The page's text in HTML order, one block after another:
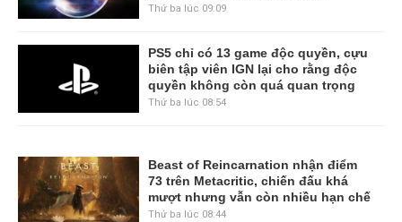
Thứ ba lúc 09:09
PS5 chỉ có 13 game độc quyền, cựu
biên tập viên IGN lại cho rằng độc
quyền không còn quá quan trọng
Thứ ba lúc 08:54
Beast of Reincarnation nhận điểm
73 trên Metacritic, chiến đấu khá
mượt nhưng vẫn còn nhiều hạn chế
Thứ ba lúc 08:44